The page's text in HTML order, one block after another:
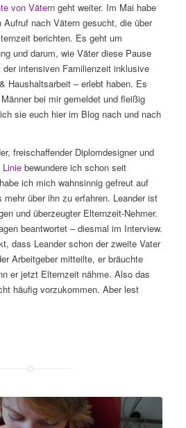
von Väterngeht weiter. Im Mai habe
nach Vätern gesucht, die über
berichten. Es geht um
und darum, wie Väter diese Pause
intensiven Familienzeit inklusive
Haushaltsarbeit – erlebt haben. Es
bei mir gemeldet und fleißig
sie euch hier im Blog nach und nach
freischaffender Diplomdesigner und
bewundere ich schon seit
ich mich wahnsinnig gefreut auf
über ihn zu erfahren. Leander ist
und überzeugter Elternzeit-Nehmer.
beantwortet – diesmal im Interview.
dass Leander schon der zweite Vater
Arbeitgeber mitteilte, er bräuchte
er jetzt Elternzeit nähme. Also das
häufig vorzukommen. Aber lest